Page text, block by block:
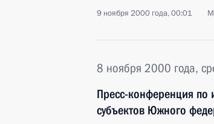
9 ноября 2000 года, 00:01
8 ноября 2000 года,
Пресс-конференция по
субъектов Южного